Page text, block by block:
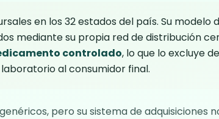
en los 32 estados del país. Su
mediante su propia red de distribución
controlado, lo que lo excluye
al consumidor final.
pero su sistema de adquisiciones